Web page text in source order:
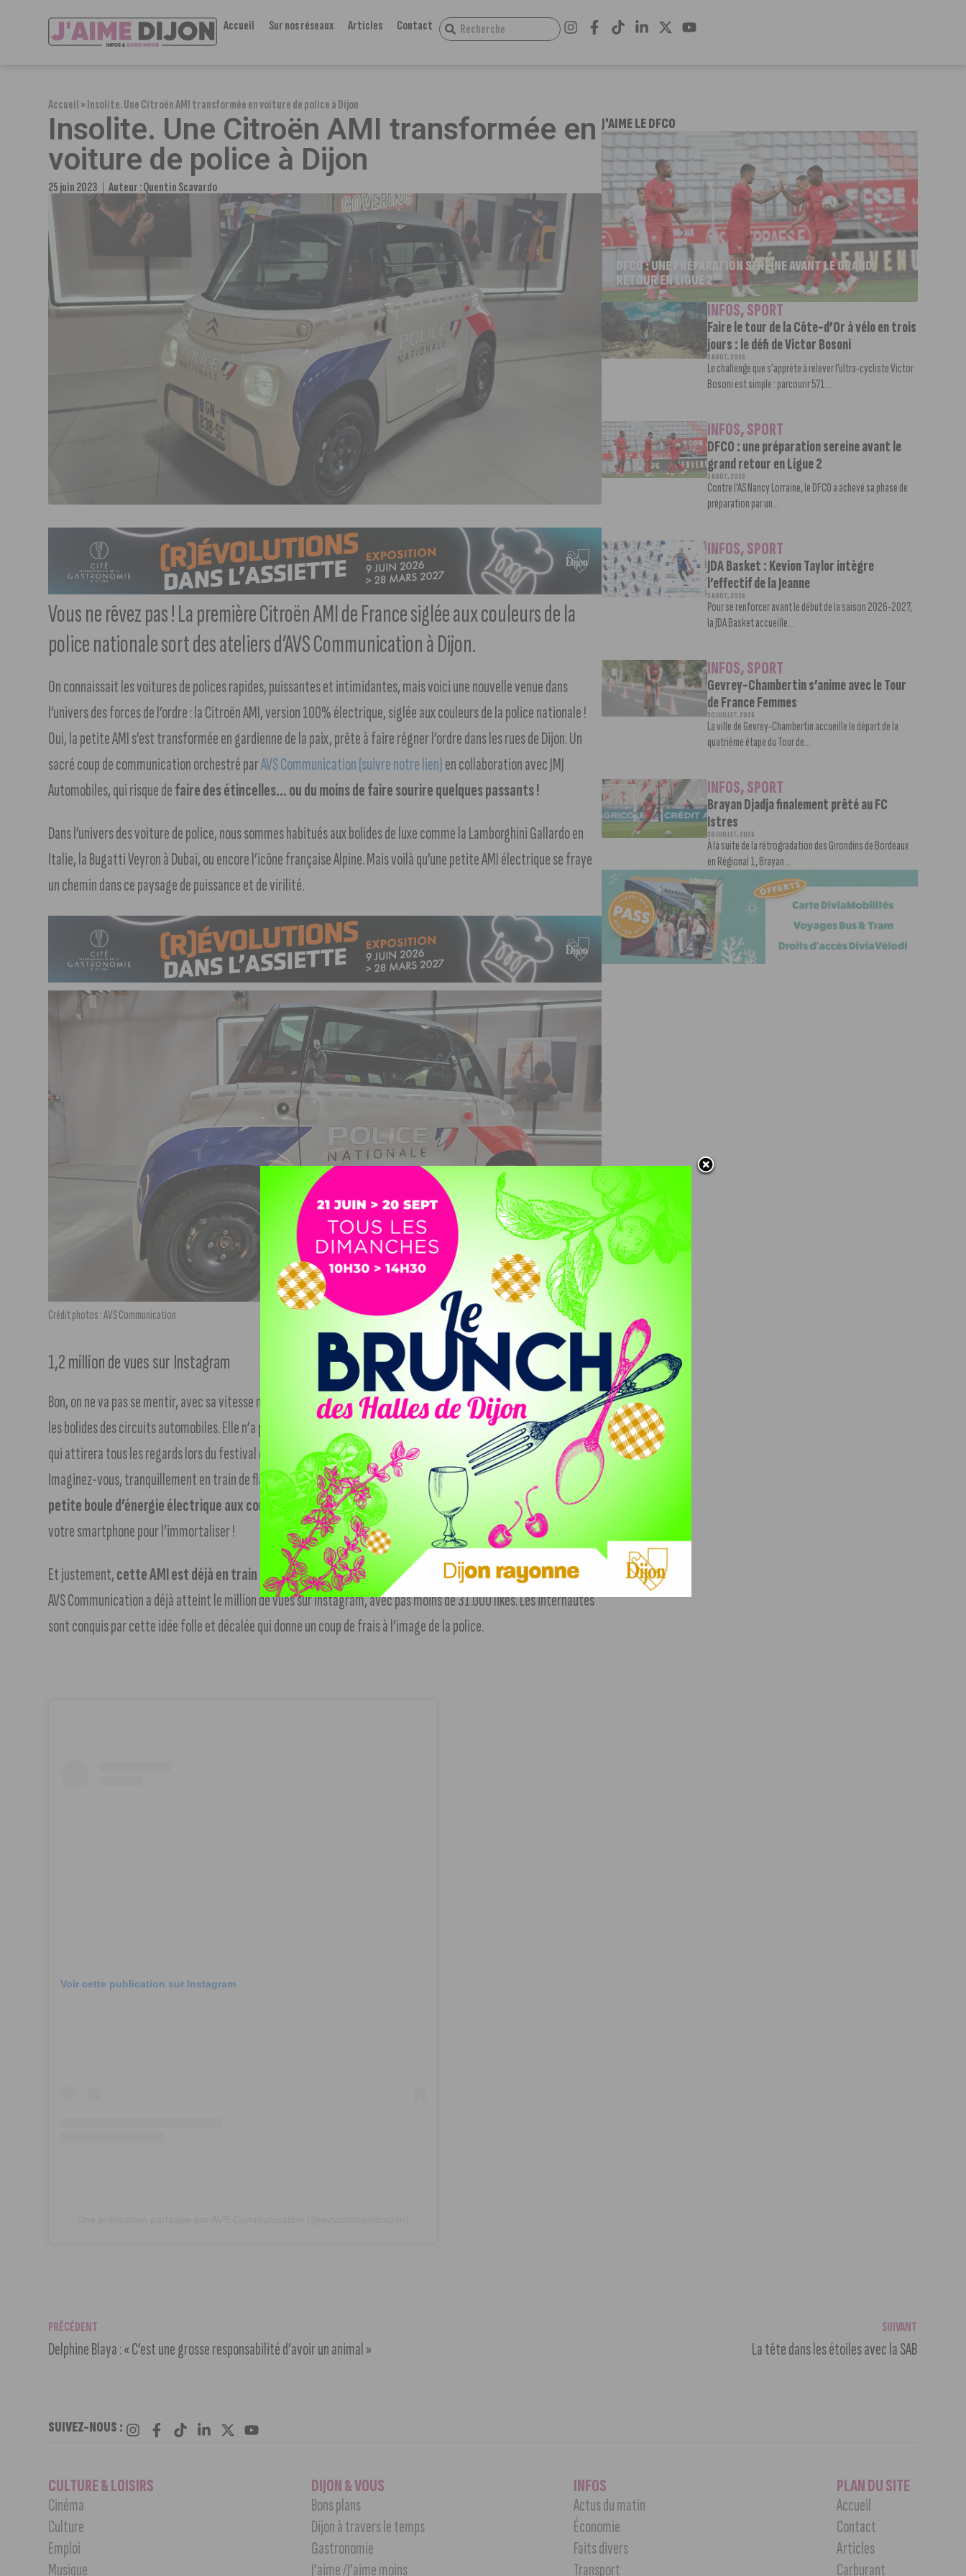
Accueil Sur nos réseaux Articles Contact
Accueil»Insolite. Une Citroën AMI transformée en voiture de police à Dijon
Insolite. Une Citroën AMI transformée en
voiture de police à Dijon
25 juin 2023 Auteur :Quentin Scavardo
Vous ne rêvez pas ! La première Citroën AMI de France siglée aux couleurs de la
police nationale sort des ateliers d’AVS Communication à Dijon.
On connaissait les voitures de polices rapides, puissantes et intimidantes, mais voici une nouvelle venue dans
l’univers des forces de l’ordre : la Citroën AMI, version 100% électrique, siglée aux couleurs de la police nationale !
Oui, la petite AMI s’est transformée en gardienne de la paix, prête à faire régner l’ordre dans les rues de Dijon. Un
sacré coup de communication orchestré parAVS Communication (suivre notre lien)en collaboration avec JMJ
Automobiles, qui risque defaire des étincelles… ou du moins de faire sourire quelques passants !
Dans l’univers des voiture de police, nous sommes habitués aux bolides de luxe comme la Lamborghini Gallardo en
Italie, la Bugatti Veyron à Dubaï, ou encore l’icône française Alpine. Mais voilà qu’une petite AMI électrique se fraye
un chemin dans ce paysage de puissance et de virilité.
Crédit photos : AVS Communication
1,2 million de vues sur Instagram
Bon, on ne va pas se mentir, avec sa vitesse maximale de 45 km/h, cette Citroën AMI ne risque pas de rivaliser avec
les bolides des circuits automobiles. Elle n’a pas non plus vocation à être utilisée en intervention, mais plutôt celle
qui attirera tous les regards lors du festival des véhicules de police, les 7, 8 et 9 juillet. Un beau coup de com !
Imaginez-vous, tranquillement en train de flâner dans les rues de Dijon,quand soudain, vous apercevez cette
petite boule d’énergie électrique aux couleurs de la police nationale
. Impossible de résister à l’envie de sortir
votre smartphone pour l’immortaliser !
Et justement,cette AMI est déjà en train de faire le buzz sur les réseaux sociaux. Une pépite insolite signée
AVS Communication a déjà atteint le million de vues sur Instagram, avec pas moins de 31.000 likes. Les internautes
sont conquis par cette idée folle et décalée qui donne un coup de frais à l’image de la police.
Voir cette publication sur Instagram
J'AIME LE DFCO
DFCO : UNE PRÉPARATION SEREINE AVANT LE GRAND
RETOUR EN LIGUE 2
INFOS,SPORT
Faire le tour de la Côte-d’Or à vélo en trois
jours : le défi de Victor Bosoni
5 AOÛT, 2026
Le challenge que s’apprête à relever l’ultra-cycliste Victor
Bosoni est simple : parcourir 571...
INFOS,SPORT
DFCO : une préparation sereine avant le
grand retour en Ligue 2
3 AOÛT, 2026
Contre l’AS Nancy Lorraine, le DFCO a achevé sa phase de
préparation par un...
INFOS,SPORT
JDA Basket : Kevion Taylor intègre
l’effectif de la Jeanne
3 AOÛT, 2026
Pour se renforcer avant le début de la saison 2026-2027,
la JDA Basket accueille...
INFOS,SPORT
Gevrey-Chambertin s’anime avec le Tour
de France Femmes
30 JUILLET, 2026
La ville de Gevrey-Chambertin accueille le départ de la
quatrième étape du Tour de...
INFOS,SPORT
Brayan Djadja finalement prêté au FC
Istres
28 JUILLET, 2026
À la suite de la rétrogradation des Girondins de Bordeaux
en Régional 1, Brayan...
PRÉCÉDENT
Delphine Blaya : « C’est une grosse responsabilité d’avoir un animal »
SUIVANT
La tête dans les étoiles avec la SAB
SUIVEZ-NOUS :
CULTURE & LOISIRS
Cinéma
Culture
Emploi
Musique
DIJON & VOUS
Bons plans
Dijon à travers le temps
Gastronomie
J’aime /J’aime moins
INFOS
Actus du matin
Économie
Faits divers
Transport
PLAN DU SITE
Accueil
Contact
Articles
Carburant